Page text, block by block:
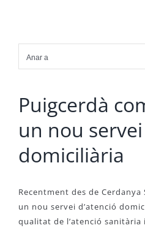
Anar a
Puigcerdà
un nou servei
domiciliària
Recentment des de Cerdanya
un nou servei d’atenció
qualitat de l’atenció sanitària